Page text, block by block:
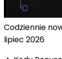
Codziennie
lipiec 2026